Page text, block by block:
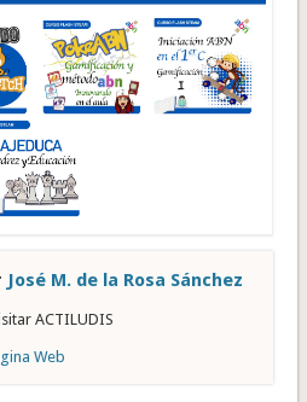
José M. de la Rosa Sánchez
ACTILUDIS
Web